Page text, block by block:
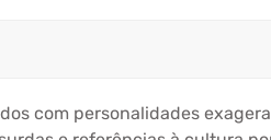
com personalidades